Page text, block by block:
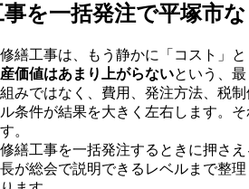
を一括発注で平塚市
繕工事は、もう静かに「コスト」
価値はあまり上がらないという、
みではなく、費用、発注方法、税
条件が結果を大きく左右します。
。
繕工事を一括発注するときに押さ
が総会で説明できるレベルまで整